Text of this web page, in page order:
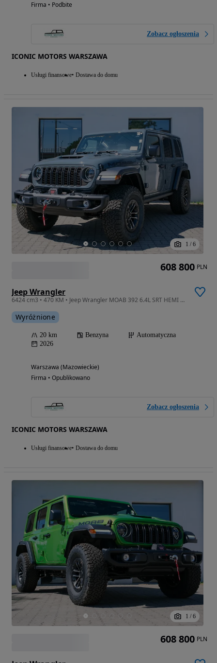
Firma • Podbite
Zobacz ogłoszenia
ICONIC MOTORS WARSZAWA
Usługi finansowe Dostawa do domu
1 / 6
Jeep Wrangler
6424 cm3 • 470 KM • Jeep Wrangler MOAB 392 6.4L SRT HEMI V8 2026
Wyróżnione
20 km Benzyna
Automatyczna
2026
Warszawa (Mazowieckie)
Firma • Opublikowano
Zobacz ogłoszenia
ICONIC MOTORS WARSZAWA
Usługi finansowe Dostawa do domu
608 800 PLN
1 / 6
608 800 PLN